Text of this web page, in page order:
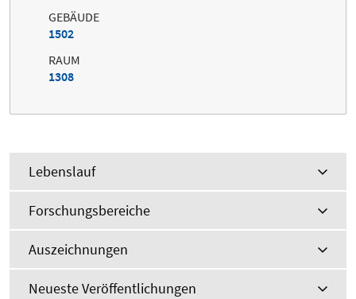
GEBÄUDE
1502
RAUM
1308
Lebenslauf
Forschungsbereiche
Auszeichnungen
Neueste Veröffentlichungen